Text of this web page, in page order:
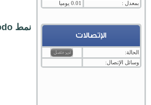
بمعدل :
0.01 يوميا
الإتصالات
الحالة:
وسائل الإتصال: